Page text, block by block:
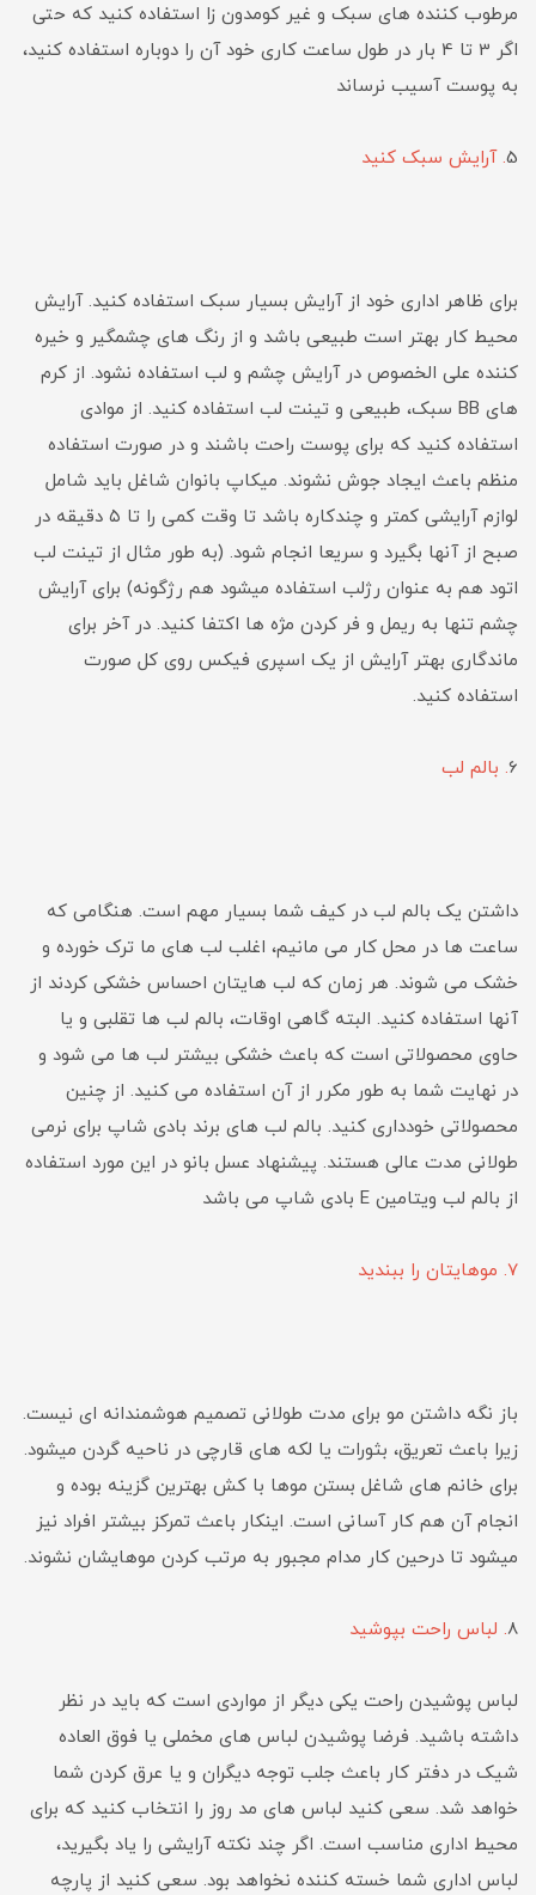
مرطوب کننده های سبک و غیر کومدون زا استفاده کنید که حتی
اگر 3 تا 4 بار در طول ساعت کاری خود آن را دوباره استفاده کنید،
به پوست آسیب نرساند
5. آرایش سبک کنید
برای ظاهر اداری خود از آرایش بسیار سبک استفاده کنید. آرایش
محیط کار بهتر است طبیعی باشد و از رنگ های چشمگیر و خیره
کننده علی الخصوص در آرایش چشم و لب استفاده نشود. از کرم
های BB سبک، طبیعی و تینت لب استفاده کنید. از موادی
استفاده کنید که برای پوست راحت باشند و در صورت استفاده
منظم باعث ایجاد جوش نشوند. میکاپ بانوان شاغل باید شامل
لوازم آرایشی کمتر و چندکاره باشد تا وقت کمی را تا ۵ دقیقه در
صبح از آنها بگیرد و سریعا انجام شود. (به طور مثال از تینت لب
اتود هم به عنوان رژلب استفاده میشود هم رژگونه) برای آرایش
چشم تنها به ریمل و فر کردن مژه ها اکتفا کنید. در آخر برای
ماندگاری بهتر آرایش از یک اسپری فیکس روی کل صورت
استفاده کنید.
6. بالم لب
داشتن یک بالم لب در کیف شما بسیار مهم است. هنگامی که
ساعت ها در محل کار می مانیم، اغلب لب های ما ترک خورده و
خشک می شوند. هر زمان که لب هایتان احساس خشکی کردند از
آنها استفاده کنید. البته گاهی اوقات، بالم لب ها تقلبی و یا
حاوی محصولاتی است که باعث خشکی بیشتر لب ها می شود و
در نهایت شما به طور مکرر از آن استفاده می کنید. از چنین
محصولاتی خودداری کنید. بالم لب های برند بادی شاپ برای نرمی
طولانی مدت عالی هستند. پیشنهاد عسل بانو در این مورد استفاده
از بالم لب ویتامین E بادی شاپ می باشد
7. موهایتان را ببندید
باز نگه داشتن مو برای مدت طولانی تصمیم هوشمندانه ای نیست.
زیرا باعث تعریق، بثورات یا لکه های قارچی در ناحیه گردن میشود.
برای خانم های شاغل بستن موها با کش بهترین گزینه بوده و
انجام آن هم کار آسانی است. اینکار باعث تمرکز بیشتر افراد نیز
میشود تا درحین کار مدام مجبور به مرتب کردن موهایشان نشوند.
8. لباس راحت بپوشید
لباس پوشیدن راحت یکی دیگر از مواردی است که باید در نظر
داشته باشید. فرضا پوشیدن لباس های مخملی یا فوق العاده
شیک در دفتر کار باعث جلب توجه دیگران و یا عرق کردن شما
خواهد شد. سعی کنید لباس های مد روز را انتخاب کنید که برای
محیط اداری مناسب است. اگر چند نکته آرایشی را یاد بگیرید،
لباس اداری شما خسته کننده نخواهد بود. سعی کنید از پارچه